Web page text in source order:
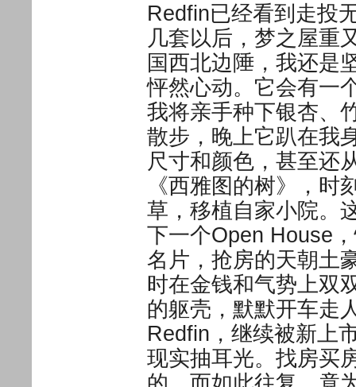
Redfin已经看到走投
几套以后，梦之屋重
国西北边陲，我还是
怦然心动。它会有一
我将亲手种下银杏、
散步，晚上它趴在我
尺寸和颜色，甚至还
《西雅图的树》，
草，移植自家小院。
下一个Open House
名片，抢房的天朝土
时在金钱和气势上双
的躯壳，默默开车走
Redfin，继续被新上
现实抽耳光。找房买